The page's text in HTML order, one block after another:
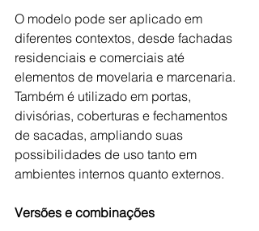
O modelo pode ser aplicado em
diferentes contextos, desde fachadas
residenciais e comerciais até
elementos de movelaria e marcenaria.
Também é utilizado em portas,
divisórias, coberturas e fechamentos
de sacadas, ampliando suas
possibilidades de uso tanto em
ambientes internos quanto externos.
Versões e combinações